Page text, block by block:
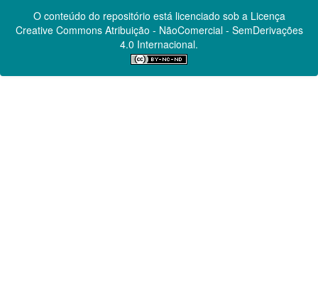
O conteúdo do repositório está licenciado sob a Licença
Creative CommonsAtribuição - NãoComercial - SemDerivações
4.0 Internacional.